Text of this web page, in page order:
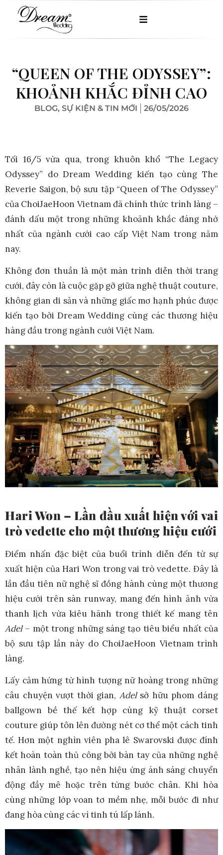
“QUEEN OF THE ODYSSEY”:
KHOẢNH KHẮC ĐỈNH CAO
BLOG, SỰ KIỆN & TIN MỚI 26/05/2026
Tối 16/5 vừa qua, trong khuôn khổ “The Legacy
Odyssey” do Dream Wedding kiến tạo cùng The
Reverie Saigon, bộ sưu tập “Queen of The Odyssey”
của ChoiJaeHoon Vietnam đã chính thức trình làng –
đánh dấu một trong những khoảnh khắc đáng nhớ
nhất của ngành cưới cao cấp Việt Nam trong năm
nay.
Không đơn thuần là một màn trình diễn thời trang
cưới, đây còn là cuộc gặp gỡ giữa nghệ thuật couture,
không gian di sản và những giấc mơ hạnh phúc được
kiến tạo bởi Dream Wedding cùng các thương hiệu
hàng đầu trong ngành cưới Việt Nam.
Hari Won – Lần đầu xuất hiện với vai
trò vedette cho một thương hiệu cưới
Điểm nhấn đặc biệt của buổi trình diễn đến từ sự
xuất hiện của Hari Won trong vai trò vedette. Đây là
lần đầu tiên nữ nghệ sĩ đồng hành cùng một thương
hiệu cưới trên sàn runway, mang đến hình ảnh vừa
thanh lịch vừa kiêu hãnh trong thiết kế mang tên
Adel– một trong những sáng tạo tiêu biểu nhất của
bộ sưu tập lần này do ChoiJaeHoon Vietnam trình
làng.
Lấy cảm hứng từ hình tượng nữ hoàng trong những
câu chuyện vượt thời gian, Adelsở hữu phom dáng
ballgown bề thế kết hợp cùng kỹ thuật corset
couture giúp tôn lên đường nét cơ thể một cách tinh
tế. Hơn một nghìn viên pha lê Swarovski được đính
kết hoàn toàn thủ công bởi bàn tay của những nghệ
nhân lành nghề, tạo nên hiệu ứng ánh sáng chuyển
động đầy mê hoặc trên từng bước chân. Khi hòa
cùng những lớp voan tơ mềm nhẹ, mỗi bước đi như
đang hòa cùng các vì tinh tú lấp lánh.